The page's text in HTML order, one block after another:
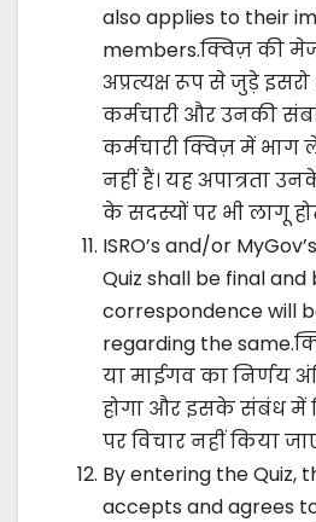
also applies to their
members.क्विज़ की
अप्रत्यक्ष रूप से जुड़े
कर्मचारी और उनकी
कर्मचारी क्विज़ में भाग
नहीं हैं। यह अपात्रता
के सदस्यों पर भी लागू
ISRO’s and/or
Quiz shall be final and
correspondence will
regarding the
या माईगव का निर्णय
होगा और इसके संबंध में
पर विचार नहीं किया
By entering the Quiz,
accepts and agrees